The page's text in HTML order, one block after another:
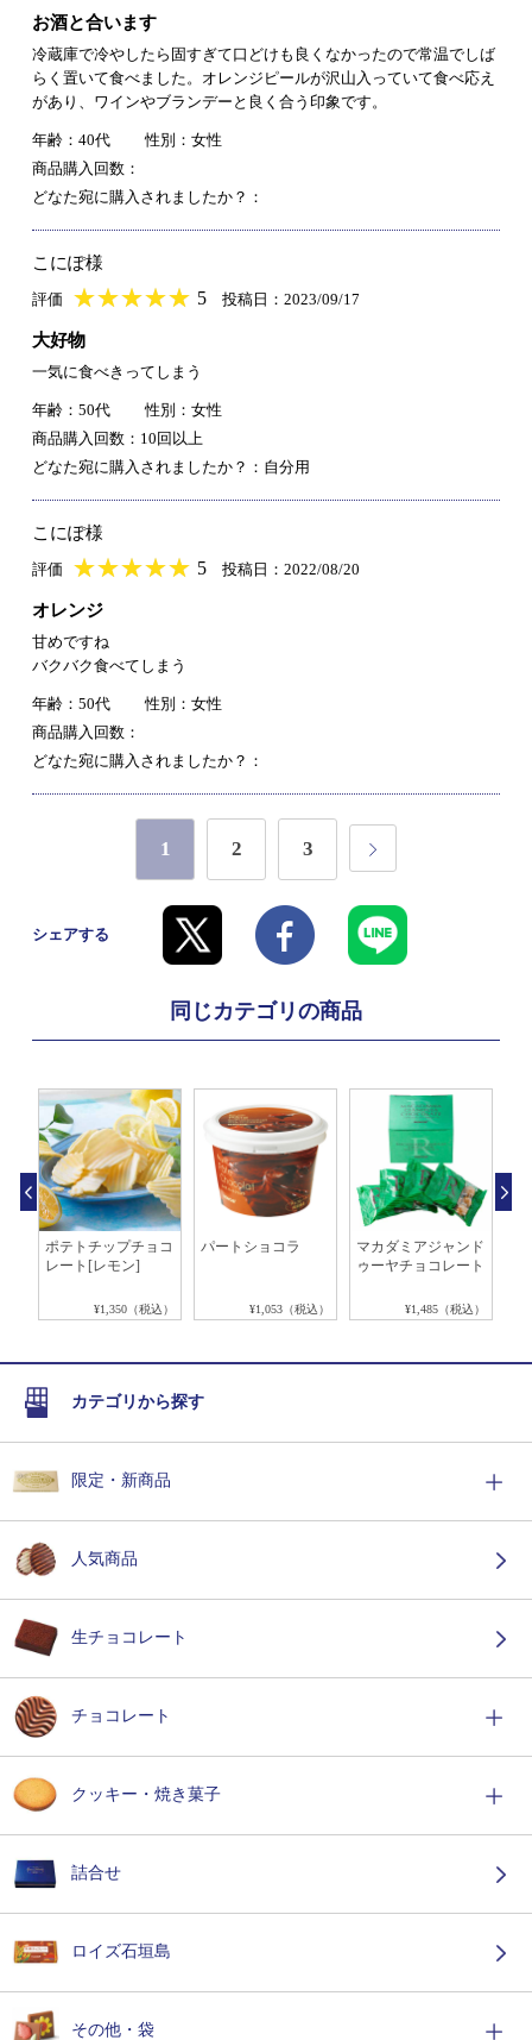
お酒と合います
冷蔵庫で冷やしたら固すぎて口どけも良くなかったので常温でしば
らく置いて食べました。オレンジピールが沢山入っていて食べ応え
があり、ワインやブランデーと良く合う印象です。
年齢：40代
性別：女性
商品購入回数：
どなた宛に購入されましたか？：
こにぽ様
評価 ★★★★★
★★★★★ 5 投稿日：2023/09/17
大好物
一気に食べきってしまう
年齢：50代
性別：女性
商品購入回数：10回以上
どなた宛に購入されましたか？：自分用
こにぽ様
評価 ★★★★★
★★★★★ 5 投稿日：2022/08/20
オレンジ
甘めですね
バクバク食べてしまう
年齢：50代
性別：女性
商品購入回数：
どなた宛に購入されましたか？：
1 2 3
シェアする
同じカテゴリの商品
ポテトチップチョコ
レート[レモン]
¥1,350（税込）
パートショコラ
¥1,053（税込）
マカダミアジャンド
ゥーヤチョコレート
¥1,485（税込）
カテゴリから探す
限定・新商品
人気商品
生チョコレート
チョコレート
クッキー・焼き菓子
詰合せ
ロイズ石垣島
その他・袋